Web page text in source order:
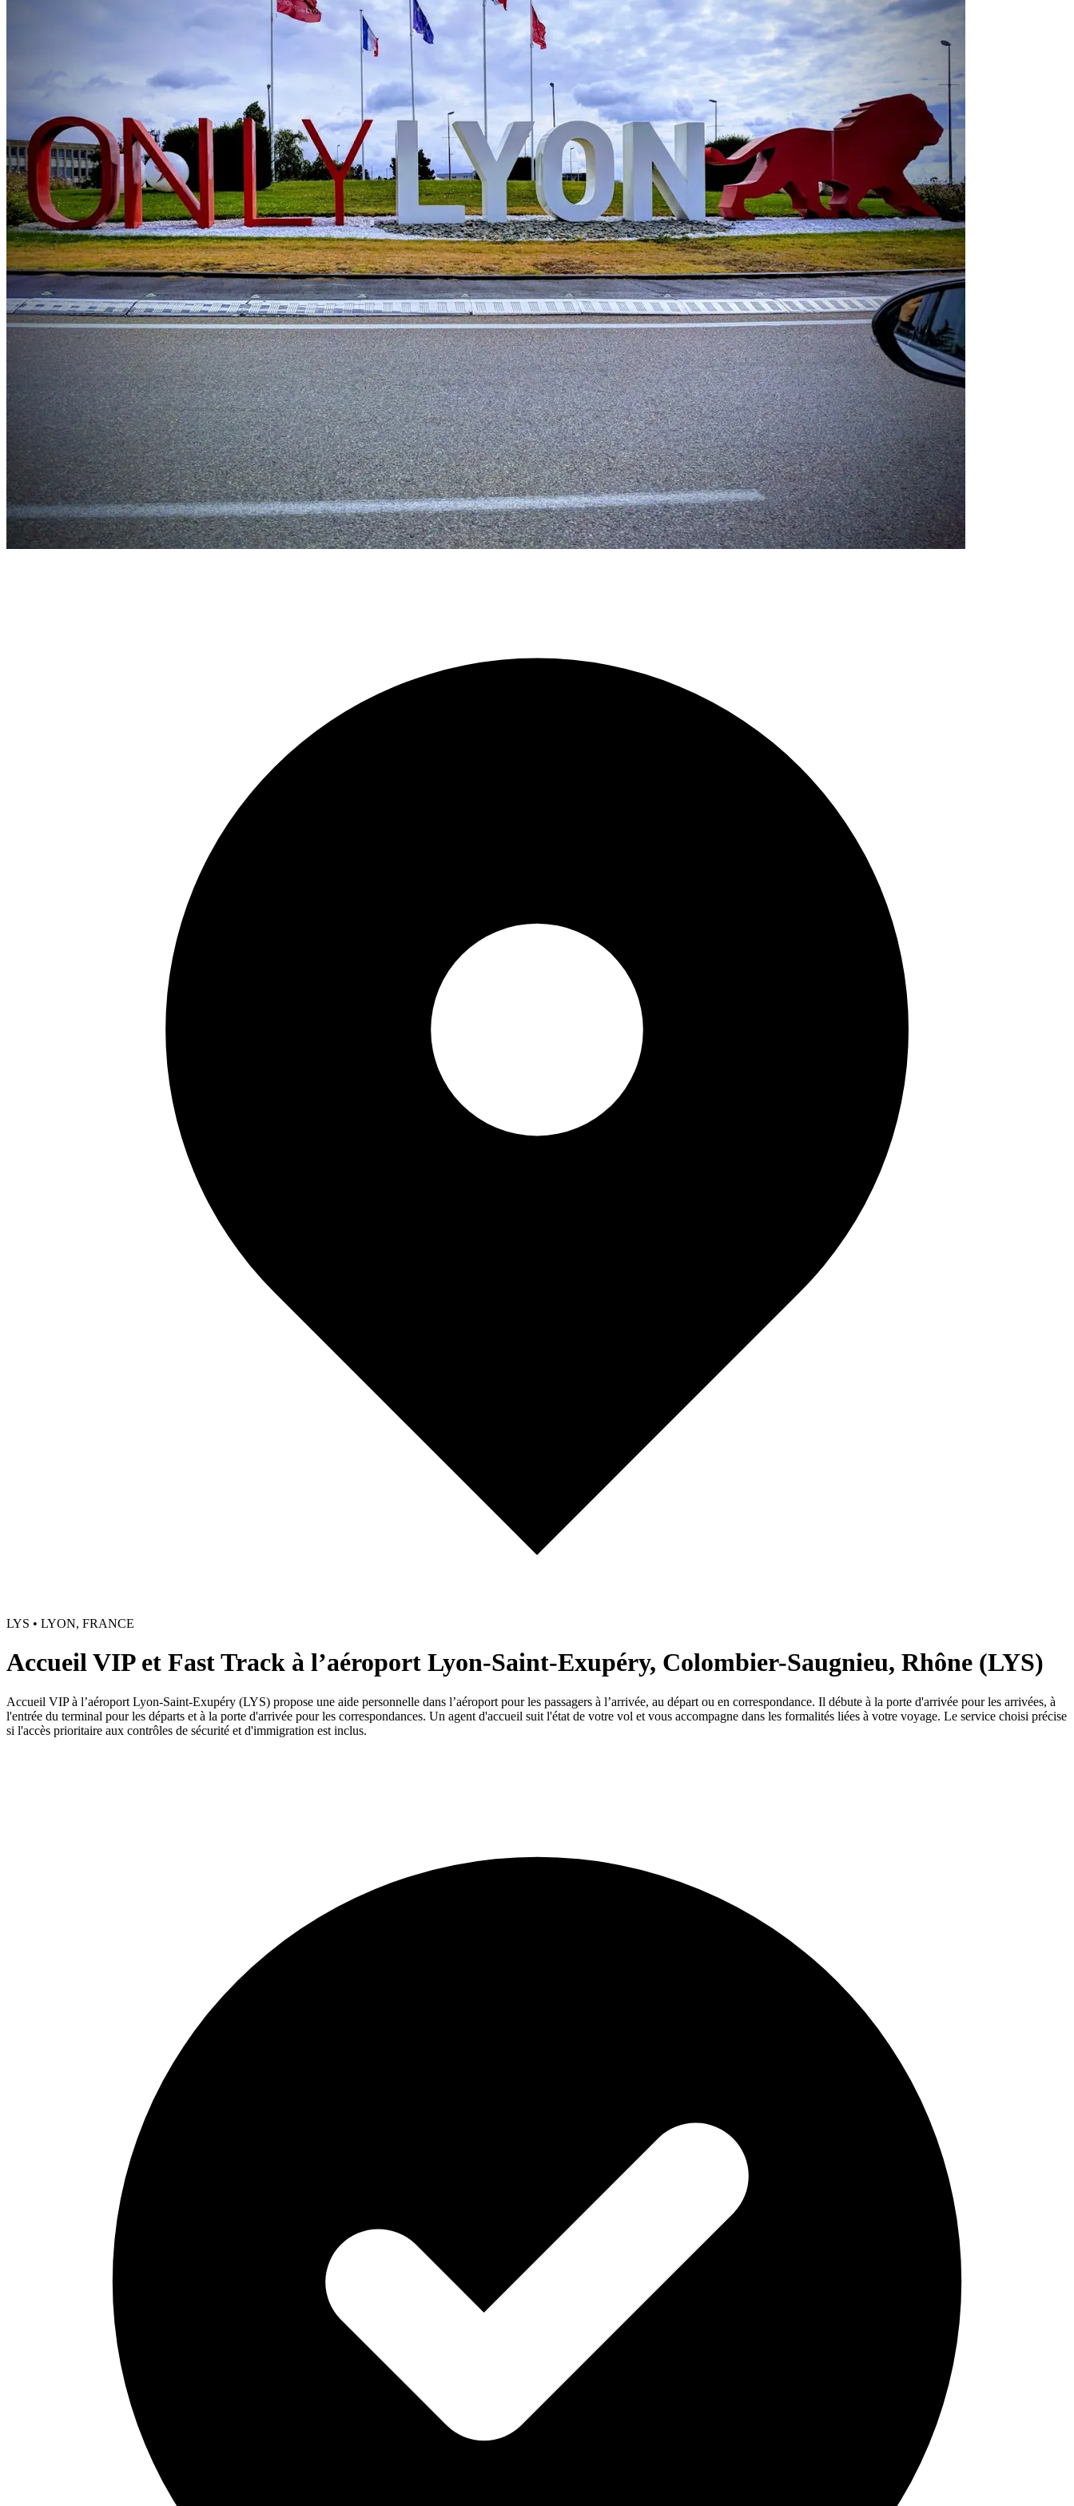
LYS • LYON, FRANCE
Accueil VIP et Fast Track à l’aéroport Lyon-Saint-Exupéry, Colombier-Saugnieu, Rhône (LYS)
Accueil VIP à l’aéroport Lyon-Saint-Exupéry (LYS) propose une aide personnelle dans l’aéroport pour les passagers à l’arrivée, au départ ou en correspondance. Il débute à la porte d'arrivée pour les arrivées, à
l'entrée du terminal pour les départs et à la porte d'arrivée pour les correspondances. Un agent d'accueil suit l'état de votre vol et vous accompagne dans les formalités liées à votre voyage. Le service choisi précise
si l'accès prioritaire aux contrôles de sécurité et d'immigration est inclus.